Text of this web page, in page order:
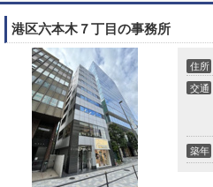
港区六本木７丁目の事務所
住所
交通
築年